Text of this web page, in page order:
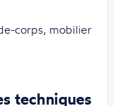
corps, mobilier
techniques